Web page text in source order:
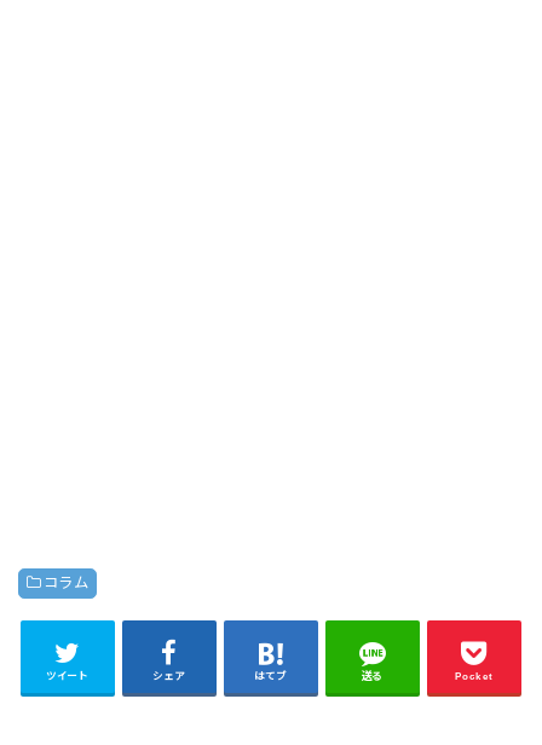
コラム
ツイート シェア はてブ 送る Pocket